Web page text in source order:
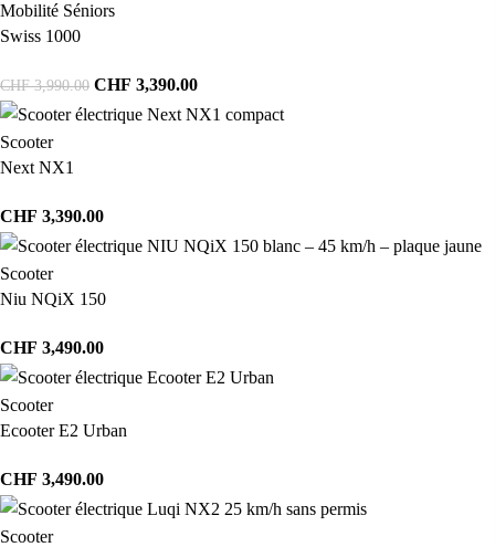
Mobilité Séniors
Swiss 1000
CHF3,990.00 CHF 3,390.00
Scooter
Next NX1
CHF 3,390.00
Scooter
Niu NQiX 150
CHF 3,490.00
Scooter
Ecooter E2 Urban
CHF 3,490.00
Scooter